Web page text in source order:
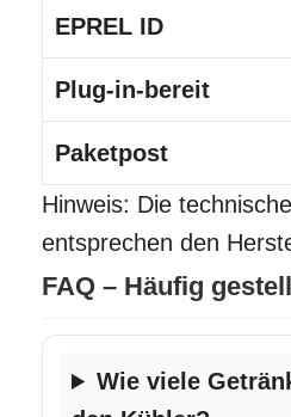
EPREL ID
Plug-in-bereit
Paketpost
Hinweis: Die
entsprechen den
FAQ – Häufig
Wie viele